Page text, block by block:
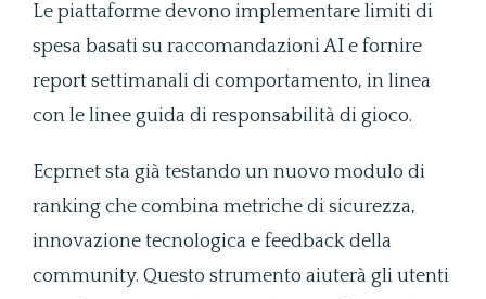
Le piattaforme devono implementare limiti di
spesa basati su raccomandazioni AI e fornire
report settimanali di comportamento, in linea
con le linee guida di responsabilità di gioco.
Ecprnet sta già testando un nuovo modulo di
ranking che combina metriche di sicurezza,
innovazione tecnologica e feedback della
community. Questo strumento aiuterà gli utenti